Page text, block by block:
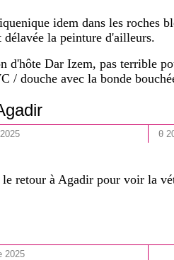
idem dans les roches
délavée la peinture d'ailleurs.
d'hôte Dar Izem, pas terrible
/ douche avec la bonde
2025 θ
le retour à Agadir pour voir la
2025